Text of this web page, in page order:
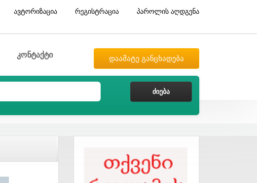
ავტორიზაცია რეგისტრაცია პაროლის აღდგენა
კონტაქტი დაამატე განცხადება